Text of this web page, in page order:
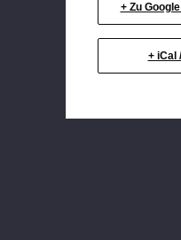
+ Zu
+ iCal